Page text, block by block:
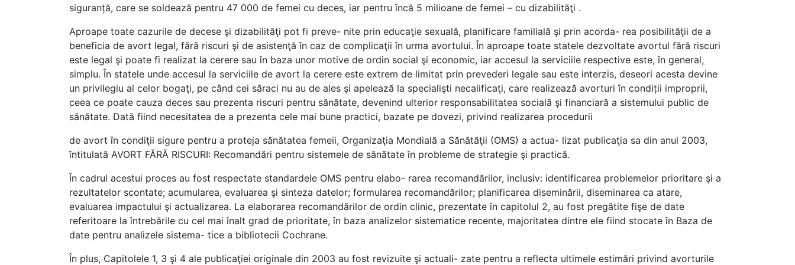
siguranță, care se soldează pentru 47 000 de femei cu deces, iar pentru încă 5 milioane de femei – cu dizabilităţi .
Aproape toate cazurile de decese şi dizabilităţi pot fi preve- nite prin educaţie sexuală, planificare familială şi prin acorda- rea posibilităţii de a
beneficia de avort legal, fără riscuri şi de asistenţă în caz de complicaţii în urma avortului. În aproape toate statele dezvoltate avortul fără riscuri
este legal şi poate fi realizat la cerere sau în baza unor motive de ordin social şi economic, iar accesul la serviciile respective este, în general,
simplu. În statele unde accesul la serviciile de avort la cerere este extrem de limitat prin prevederi legale sau este interzis, deseori acesta devine
un privilegiu al celor bogaţi, pe când cei săraci nu au de ales şi apelează la specialişti necalificaţi, care realizează avorturi în condiții improprii,
ceea ce poate cauza deces sau prezenta riscuri pentru sănătate, devenind ulterior responsabilitatea socială şi financiară a sistemului public de
sănătate. Dată fiind necesitatea de a prezenta cele mai bune practici, bazate pe dovezi, privind realizarea procedurii
de avort în condiţii sigure pentru a proteja sănătatea femeii, Organizaţia Mondială a Sănătăţii (OMS) a actua- lizat publicaţia sa din anul 2003,
întitulată AVORT FĂRĂ RISCURI: Recomandări pentru sistemele de sănătate în probleme de strategie şi practică.
În cadrul acestui proces au fost respectate standardele OMS pentru elabo- rarea recomandărilor, inclusiv: identificarea problemelor prioritare şi a
rezultatelor scontate; acumularea, evaluarea şi sinteza datelor; formularea recomandărilor; planificarea diseminării, diseminarea ca atare,
evaluarea impactului şi actualizarea. La elaborarea recomandărilor de ordin clinic, prezentate în capitolul 2, au fost pregătite fişe de date
referitoare la întrebările cu cel mai înalt grad de prioritate, în baza analizelor sistematice recente, majoritatea dintre ele fiind stocate în Baza de
date pentru analizele sistema- tice a bibliotecii Cochrane.
În plus, Capitolele 1, 3 şi 4 ale publicaţiei originale din 2003 au fost revizuite şi actuali- zate pentru a reflecta ultimele estimări privind avorturile